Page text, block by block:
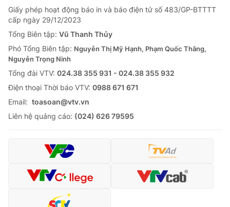
Giấy phép hoạt động báo in và báo điện tử số 483/GP-BTTTT
cấp ngày 29/12/2023
Tổng Biên tập: Vũ Thanh Thủy
Phó Tổng Biên tập: Nguyễn Thị Mỹ Hạnh, Phạm Quốc Thắng,
Nguyễn Trọng Ninh
Tổng đài VTV: 024.38 355 931 - 024.38 355 932
Ðiện thoại Thời báo VTV: 0988 671 671
Email: toasoan@vtv.vn
Liên hệ quảng cáo: (024) 626 79595